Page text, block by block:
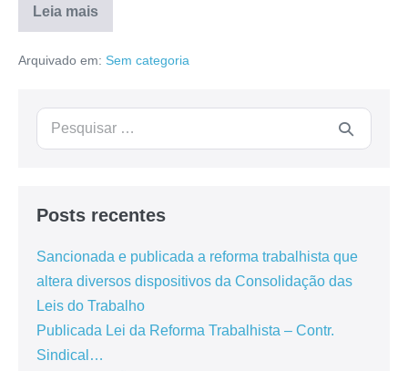
Leia mais
Arquivado em: Sem categoria
Posts recentes
Sancionada e publicada a reforma trabalhista que
altera diversos dispositivos da Consolidação das
Leis do Trabalho
Publicada Lei da Reforma Trabalhista – Contr.
Sindical…